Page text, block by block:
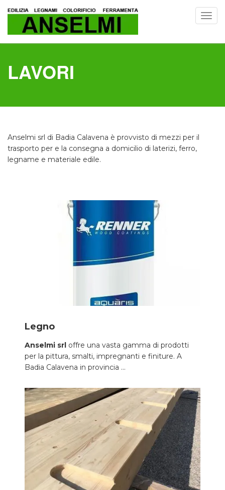
LAVORI
Anselmi srl di Badia Calavena è provvisto di mezzi per il
trasporto per e la consegna a domicilio di laterizi, ferro,
legname e materiale edile.
Legno
Anselmi srl offre una vasta gamma di prodotti
per la pittura, smalti, impregnanti e finiture. A
Badia Calavena in provincia ...